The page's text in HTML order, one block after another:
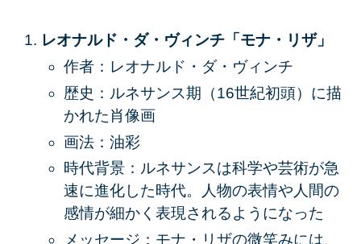
レオナルド・ダ・ヴィンチ「モナ・リザ」
作者：レオナルド・ダ・ヴィンチ
歴史：ルネサンス期（16世紀初頭）に描
かれた肖像画
画法：油彩
時代背景：ルネサンスは科学や芸術が急
速に進化した時代。人物の表情や人間の
感情が細かく表現されるようになった
メッセージ：モナ・リザの微笑みには、